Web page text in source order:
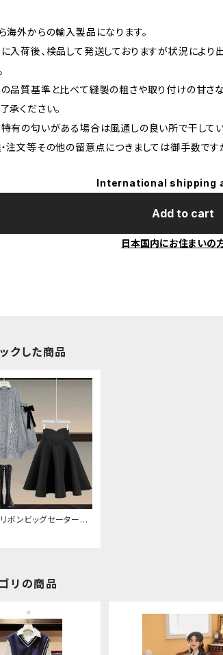
海外からの輸入製品になります。
入荷後、検品して発送しておりますが状況によ
品質基準と比べて縫製の粗さや取り付けの甘さ
承ください。
有の匂いがある場合は風通しの良い所で干して
注文等その他の留意点につきましては御手数で
International shipping
Add to cart
日本国内にお住まいの
クした商品
ボンビッグセーターセ
リの商品